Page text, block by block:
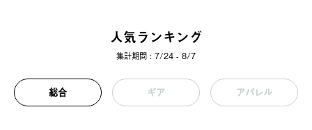
人気ランキング
集計期間 : 7/24 - 8/7
総合 ギア アパレル